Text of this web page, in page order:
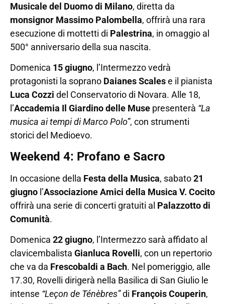
Musicale del Duomo di Milano, diretta da
monsignor Massimo Palombella, offrirà una rara
esecuzione di mottetti di Palestrina, in omaggio al
500° anniversario della sua nascita.
Domenica 15 giugno, l’Intermezzo vedrà
protagonisti la soprano Daianes Scalese il pianista
Luca Cozzi del Conservatorio di Novara. Alle 18,
l’Accademia Il Giardino delle Muse presenterà “La
musica ai tempi di Marco Polo”, con strumenti
storici del Medioevo.
Weekend 4: Profano e Sacro
In occasione della Festa della Musica, sabato21
giugno l’Associazione Amici della Musica V. Cocito
offrirà una serie di concerti gratuiti al Palazzotto di
Comunità.
Domenica 22 giugno, l’Intermezzo sarà affidato al
clavicembalista Gianluca Rovelli, con un repertorio
che va da Frescobaldi a Bach. Nel pomeriggio, alle
17.30, Rovelli dirigerà nella Basilica di San Giulio le
intense “Leçon de Ténèbres”di François Couperin,